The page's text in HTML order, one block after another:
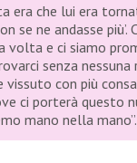
era che lui era
se ne andasse più’.
volta e ci siamo
senza nessuna
con più
ci porterà questo
mano nella mano”.